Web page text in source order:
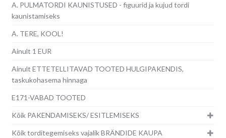
A. PULMATORDI KAUNISTUSED - figuurid ja kujud tordi
kaunistamiseks
A. TERE, KOOL!
Ainult 1 EUR
Ainult ETTETELLITAVAD TOOTED HULGIPAKENDIS,
taskukohasema hinnaga
E171-VABAD TOOTED
Kõik PAKENDAMISEKS/ ESITLEMISEKS
Kõik torditegemiseks vajalik BRÄNDIDE KAUPA